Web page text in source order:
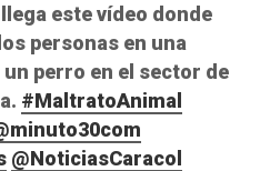
llega este vídeo donde
personas en una
perro en el sector de
#MaltratoAnimal
@NoticiasCaracol